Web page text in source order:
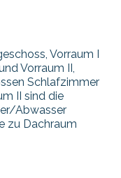
Vorraum I
Vorraum II,
Schlafzimmer
II sind die
Abwasser
zu Dachraum